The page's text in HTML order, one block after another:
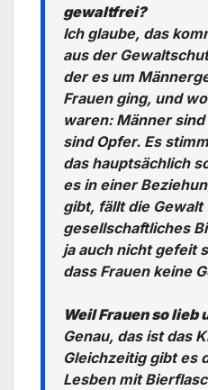
gewaltfrei?
Ich glaube, das
aus der
der es um
Frauen ging, und
waren: Männer
sind Opfer. Es
das hauptsächlich
es in einer
gibt, fällt die Gewalt
gesellschaftliches
ja auch nicht gefeit
dass Frauen keine
Weil Frauen so lieb
Genau, das ist das
Gleichzeitig gibt es
Lesben mit